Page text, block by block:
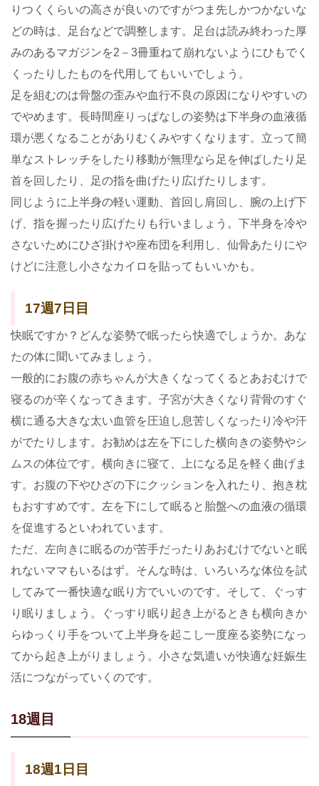
りつくくらいの高さが良いのですがつま先しかつかないな
どの時は、足台などで調整します。足台は読み終わった厚
みのあるマガジンを2－3冊重ねて崩れないようにひもでく
くったりしたものを代用してもいいでしょう。
足を組むのは骨盤の歪みや血行不良の原因になりやすいの
でやめます。長時間座りっぱなしの姿勢は下半身の血液循
環が悪くなることがありむくみやすくなります。立って簡
単なストレッチをしたり移動が無理なら足を伸ばしたり足
首を回したり、足の指を曲げたり広げたりします。
同じように上半身の軽い運動、首回し肩回し、腕の上げ下
げ、指を握ったり広げたりも行いましょう。下半身を冷や
さないためにひざ掛けや座布団を利用し、仙骨あたりにや
けどに注意し小さなカイロを貼ってもいいかも。
17週7日目
快眠ですか？どんな姿勢で眠ったら快適でしょうか。あな
たの体に聞いてみましょう。
一般的にお腹の赤ちゃんが大きくなってくるとあおむけで
寝るのが辛くなってきます。子宮が大きくなり背骨のすぐ
横に通る大きな太い血管を圧迫し息苦しくなったり冷や汗
がでたりします。お勧めは左を下にした横向きの姿勢やシ
ムスの体位です。横向きに寝て、上になる足を軽く曲げま
す。お腹の下やひざの下にクッションを入れたり、抱き枕
もおすすめです。左を下にして眠ると胎盤への血液の循環
を促進するといわれています。
ただ、左向きに眠るのが苦手だったりあおむけでないと眠
れないママもいるはず。そんな時は、いろいろな体位を試
してみて一番快適な眠り方でいいのです。そして、ぐっす
り眠りましょう。ぐっすり眠り起き上がるときも横向きか
らゆっくり手をついて上半身を起こし一度座る姿勢になっ
てから起き上がりましょう。小さな気遣いが快適な妊娠生
活につながっていくのです。
18週目
18週1日目